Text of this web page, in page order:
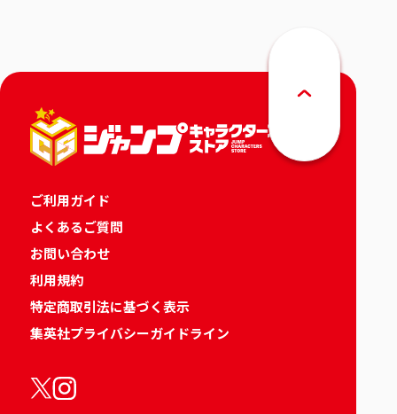
ご利用ガイド
よくあるご質問
お問い合わせ
利用規約
特定商取引法に基づく表示
集英社プライバシーガイドライン